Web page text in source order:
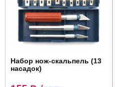
Набор нож-скальпель (13
насадок)